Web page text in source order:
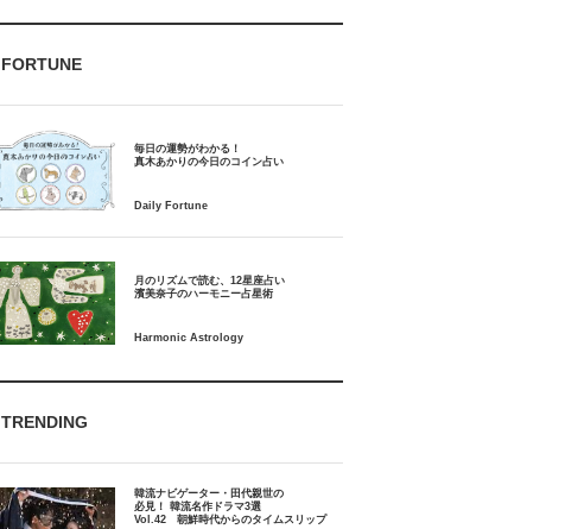
FORTUNE
毎日の運勢がわかる！
月のリズムで読む、12星座占い
TRENDING
韓流ナビゲーター・田代親世の
必見！ 韓流名作ドラマ3選
Vol.42 朝鮮時代からのタイムスリップ